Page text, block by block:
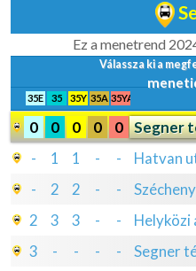
Ez a menetrend
Válassza ki a
35E 35 35Y 35A 35YA
0 0 0 0 0 Segner
-
1 1 - -
Hatvan
-
2 2 - -
2
3 3 - -
Helyközi
3
- - - -
Segner